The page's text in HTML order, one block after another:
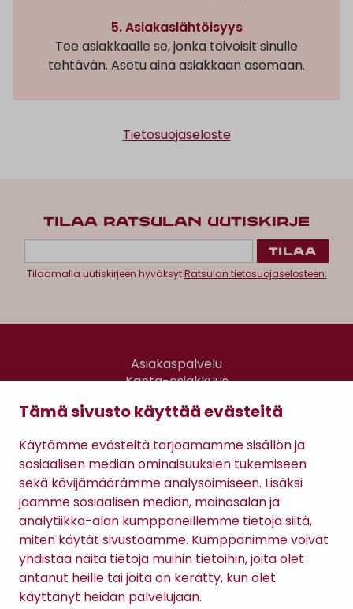
Tämä sivusto käyttää evästeitä
Käytämme evästeitä tarjoamamme sisällön ja
sosiaalisen median ominaisuuksien tukemiseen
sekä kävijämäärämme analysoimiseen. Lisäksi
jaamme sosiaalisen median, mainosalan ja
analytiikka-alan kumppaneillemme tietoja siitä,
miten käytät sivustoamme. Kumppanimme voivat
yhdistää näitä tietoja muihin tietoihin, joita olet
antanut heille tai joita on kerätty, kun olet
käyttänyt heidän palvelujaan.
5. Asiakaslähtöisyys
Tee asiakkaalle se, jonka toivoisit sinulle
tehtävän. Asetu aina asiakkaan asemaan.
Tietosuojaseloste
TILAA RATSULAN UUTISKIRJE
Tilaamalla uutiskirjeen hyväksytRatsulan tietosuojaselosteen.
Asiakaspalvelu
Kanta-asiakkuus
Gomee Ratsula Café
Sopimusehdot
Tietosuojaseloste
Maksutavat